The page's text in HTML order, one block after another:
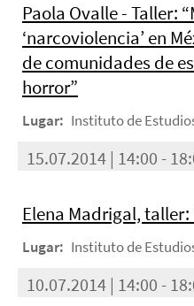
Paola Ovalle - Taller:
‘narcoviolencia’ en
de comunidades de
horror”
Lugar: Instituto de
15.07.2014 | 14:00 -
Elena Madrigal, taller:
Lugar: Instituto de
10.07.2014 | 14:00 -